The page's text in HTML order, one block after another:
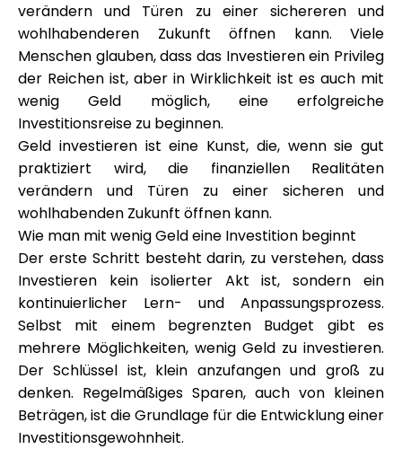
Markenauswahl
Rechner
Rundenverlauf
Blog
Kontaktieren Sie uns
Hilfe
verändern und Türen zu einer sichereren und
wohlhabenderen Zukunft öffnen kann. Viele
Menschen glauben, dass das Investieren ein Privileg
der Reichen ist, aber in Wirklichkeit ist es auch mit
wenig Geld möglich, eine erfolgreiche
Investitionsreise zu beginnen.
Geld investieren ist eine Kunst, die, wenn sie gut
praktiziert wird, die finanziellen Realitäten
verändern und Türen zu einer sicheren und
wohlhabenden Zukunft öffnen kann.
Wie man mit wenig Geld eine Investition beginnt
Der erste Schritt besteht darin, zu verstehen, dass
Investieren kein isolierter Akt ist, sondern ein
kontinuierlicher Lern- und Anpassungsprozess.
Selbst mit einem begrenzten Budget gibt es
mehrere Möglichkeiten, wenig Geld zu investieren.
Der Schlüssel ist, klein anzufangen und groß zu
denken. Regelmäßiges Sparen, auch von kleinen
Beträgen, ist die Grundlage für die Entwicklung einer
Investitionsgewohnheit.